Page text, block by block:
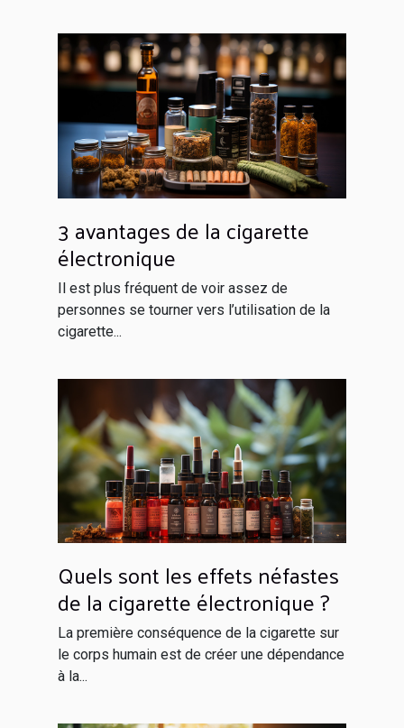
3 avantages de la cigarette
électronique
Il est plus fréquent de voir assez de
personnes se tourner vers l’utilisation de la
cigarette...
Quels sont les effets néfastes
de la cigarette électronique ?
La première conséquence de la cigarette sur
le corps humain est de créer une dépendance
à la...